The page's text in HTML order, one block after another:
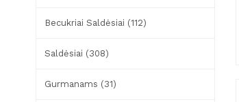
Becukriai Saldėsiai (112)
Saldėsiai (308)
Gurmanams (31)